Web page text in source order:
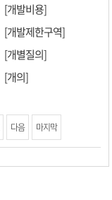
[개발비용]
[개발제한구역]
[개별질의]
[개의]
다음 마지막